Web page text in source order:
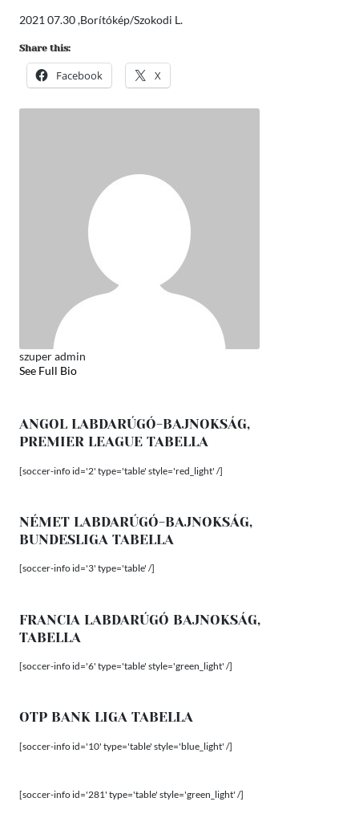
2021 07.30 ,Borítókép/Szokodi L.
Share this:
Facebook X
szuper admin
See Full Bio
ANGOL LABDARÚGÓ-BAJNOKSÁG,
PREMIER LEAGUE TABELLA
[soccer-info id='2' type='table' style='red_light' /]
NÉMET LABDARÚGÓ-BAJNOKSÁG,
BUNDESLIGA TABELLA
[soccer-info id='3' type='table' /]
FRANCIA LABDARÚGÓ BAJNOKSÁG,
TABELLA
[soccer-info id='6' type='table' style='green_light' /]
OTP BANK LIGA TABELLA
[soccer-info id='10' type='table' style='blue_light' /]
[soccer-info id='281' type='table' style='green_light' /]